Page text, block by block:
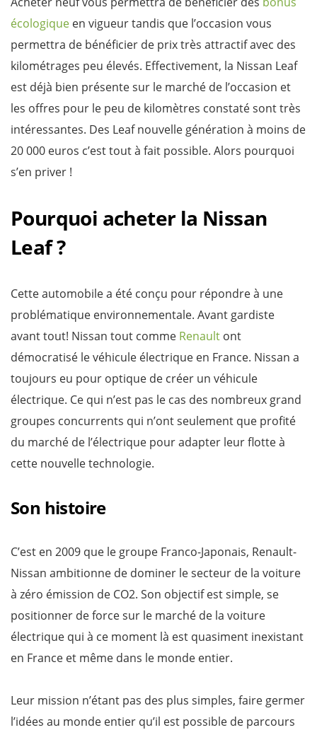
écologique en vigueur tandis que l’occasion vous
permettra de bénéficier de prix très attractif avec des
kilométrages peu élevés. Effectivement, la Nissan Leaf
est déjà bien présente sur le marché de l’occasion et
les offres pour le peu de kilomètres constaté sont très
intéressantes. Des Leaf nouvelle génération à moins de
20 000 euros c’est tout à fait possible. Alors pourquoi
s’en priver !
Pourquoi acheter la Nissan
Leaf ?
Cette automobile a été conçu pour répondre à une
problématique environnementale. Avant gardiste
avant tout! Nissan tout comme Renault ont
démocratisé le véhicule électrique en France. Nissan a
toujours eu pour optique de créer un véhicule
électrique. Ce qui n’est pas le cas des nombreux grand
groupes concurrents qui n’ont seulement que profité
du marché de l’électrique pour adapter leur flotte à
cette nouvelle technologie.
Son histoire
C’est en 2009 que le groupe Franco-Japonais, Renault-
Nissan ambitionne de dominer le secteur de la voiture
à zéro émission de CO2. Son objectif est simple, se
positionner de force sur le marché de la voiture
électrique qui à ce moment là est quasiment inexistant
en France et même dans le monde entier.
Leur mission n’étant pas des plus simples, faire germer
l’idées au monde entier qu’il est possible de parcours